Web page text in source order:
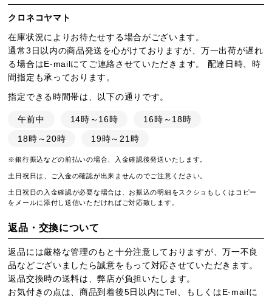
クロネコヤマト
在庫状況によりお待たせする場合がございます。
通常3日以内の商品発送を心がけておりますが、万一出荷が遅れ
る場合はE-mailにてご連絡させていただきます。 配達日時、時
間指定も承っております。
指定できる時間帯は、以下の通りです。
午前中 14時～16時
16時～18時
18時～20時
19時～21時
※銀行振込などの前払いの場合、入金確認後発送いたします。
土日祝日は、ご入金の確認が出来ませんのでご注意ください。
土日祝日の入金確認が必要な場合は、お振込の明細をスクショもしくはコピー
をメールに添付し送信いただければご対応致します。
返品・交換について
返品には厳格な管理のもと十分注意しておりますが、万一不良
品などございましたら誠意をもって対応させていただきます。
返品交換時の送料は、弊店が負担いたします。
お気付きの点は、商品到着後5日以内にTel、もしくはE-mailに